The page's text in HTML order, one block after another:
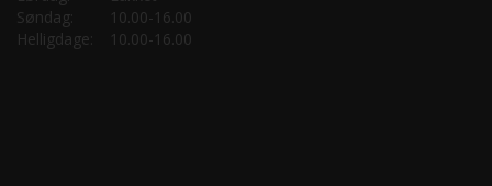
Søndag:
10.00-16.00
Helligdage:
10.00-16.00